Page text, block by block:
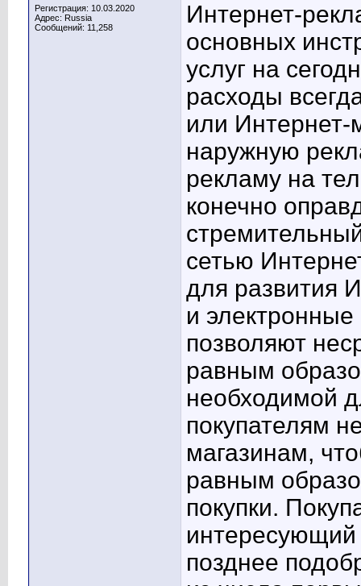
Регистрация: 10.03.2020
Адрес: Russia
Сообщений: 11,258
Интернет-
основных
услуг на
расходы
или
наружную
рекламу на
конечно
сетью
для развития
и
позволяют
равным
необходимой
покупателям
магазинам,
равным
покупки.
интересующий
позднее